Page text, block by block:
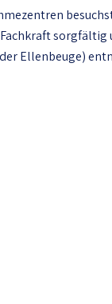
sorgfältig
Ellenbeuge)